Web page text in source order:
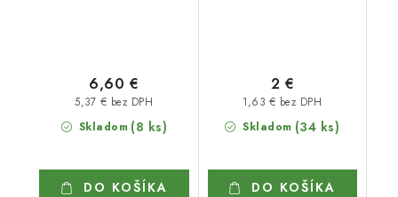
Skladom (8 ks)
5,37 € bez DPH
6,60 €
DO KOŠÍKA
Skladom (34 ks)
1,63 € bez DPH
2 €
DO KOŠÍKA